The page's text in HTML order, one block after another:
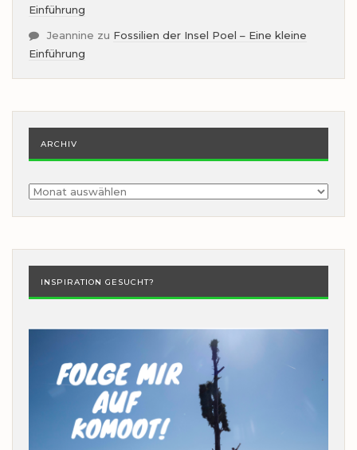
Einführung
Jeannine zu Fossilien der Insel Poel – Eine kleine
Einführung
ARCHIV
Archiv
INSPIRATION GESUCHT?